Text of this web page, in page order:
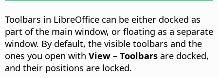
Toolbars in LibreOffice can be either docked as
part of the main window, or floating as a separate
window. By default, the visible toolbars and the
ones you open with View – Toolbars are docked,
and their positions are locked.